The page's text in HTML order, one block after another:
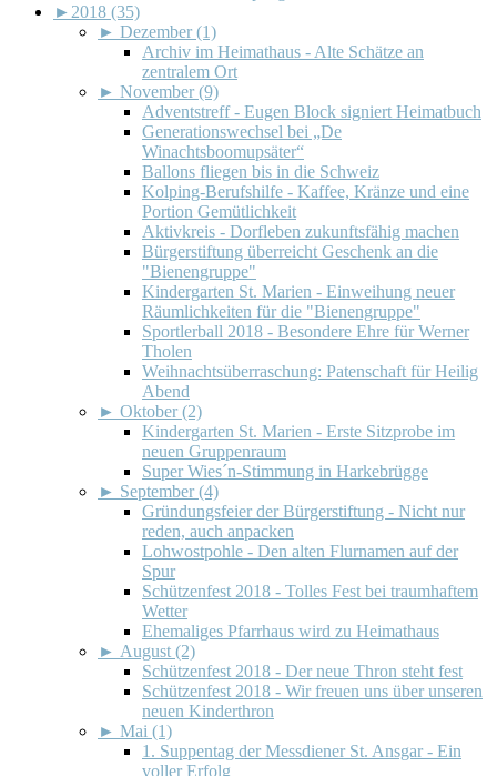
► 2018 (35)
► Dezember (1)
Archiv im Heimathaus - Alte Schätze an
zentralem Ort
► November (9)
Adventstreff - Eugen Block signiert Heimatbuch
Generationswechsel bei „De
Winachtsboomupsäter“
Ballons fliegen bis in die Schweiz
Kolping-Berufshilfe - Kaffee, Kränze und eine
Portion Gemütlichkeit
Aktivkreis - Dorfleben zukunftsfähig machen
Bürgerstiftung überreicht Geschenk an die
"Bienengruppe"
Kindergarten St. Marien - Einweihung neuer
Räumlichkeiten für die "Bienengruppe"
Sportlerball 2018 - Besondere Ehre für Werner
Tholen
Weihnachtsüberraschung: Patenschaft für Heilig
Abend
► Oktober (2)
Kindergarten St. Marien - Erste Sitzprobe im
neuen Gruppenraum
Super Wies´n-Stimmung in Harkebrügge
► September (4)
Gründungsfeier der Bürgerstiftung - Nicht nur
reden, auch anpacken
Lohwostpohle - Den alten Flurnamen auf der
Spur
Schützenfest 2018 - Tolles Fest bei traumhaftem
Wetter
Ehemaliges Pfarrhaus wird zu Heimathaus
► August (2)
Schützenfest 2018 - Der neue Thron steht fest
Schützenfest 2018 - Wir freuen uns über unseren
neuen Kinderthron
► Mai (1)
1. Suppentag der Messdiener St. Ansgar - Ein
voller Erfolg